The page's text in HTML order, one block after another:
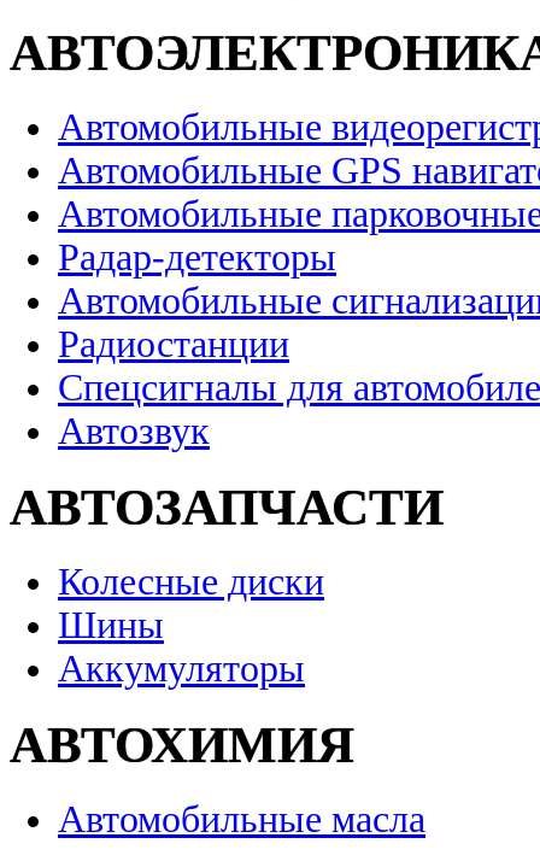
Автомобильные
Автомобильные GPS
Автомобильные
Радар-детекторы
Автомобильные
Радиостанции
Спецсигналы для
Автозвук
АВТОЗАПЧАСТИ
Колесные диски
Шины
Аккумуляторы
АВТОХИМИЯ
Автомобильные масла